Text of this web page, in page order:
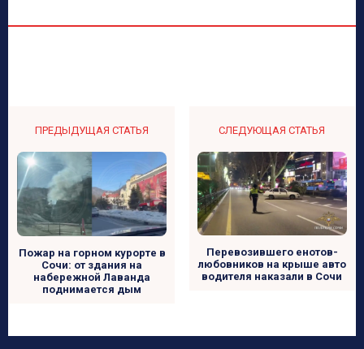
ПРЕДЫДУЩАЯ СТАТЬЯ
Пожар на горном курорте в
Сочи: от здания на
набережной Лаванда
поднимается дым
СЛЕДУЮЩАЯ СТАТЬЯ
Перевозившего енотов-
любовников на крыше авто
водителя наказали в Сочи